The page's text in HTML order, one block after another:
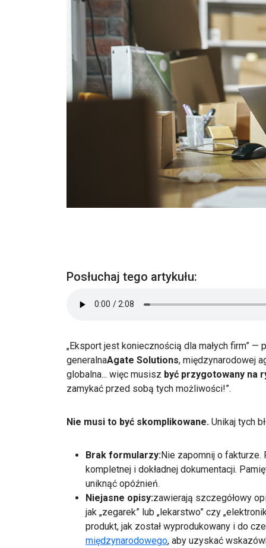
Posłuchaj tego artykułu:
„Eksport jest koniecznością dla małych firm” —
generalnaAgate Solutions, międzynarodowej
globalna... więc musisz być przygotowany na
zamykać przed sobą tych możliwości!”.
Nie musi to być skomplikowane. Unikaj tych
Brak formularzy:Nie zapomnij o fakturze.
kompletnej i dokładnej dokumentacji.
uniknąć opóźnień.
Niejasne opisy:zawierają szczegółowy
jak „zegarek” lub „lekarstwo” czy
produkt, jak został wyprodukowany i do
międzynarodowego, aby uzyskać